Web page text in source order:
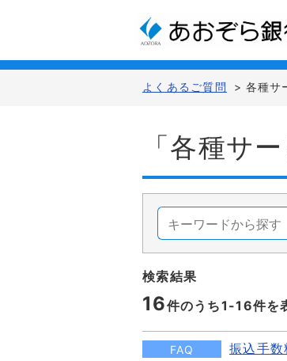
よくあるご質問 > 各種サ
「各種サ
検索結果
16件のうち1-16件を
FAQ
振込手数